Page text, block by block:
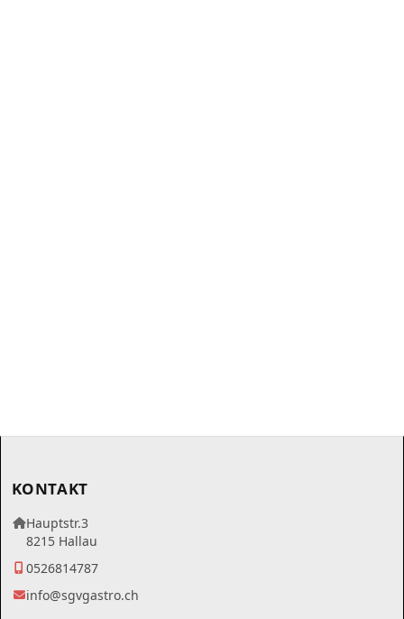
KONTAKT
Hauptstr.3
8215 Hallau
0526814787
info@sgvgastro.ch